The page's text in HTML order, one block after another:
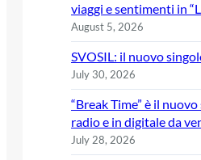
viaggi e sentimenti in
August 5, 2026
SVOSIL: il nuovo
July 30, 2026
“Break Time” è il
radio e in digitale da
July 28, 2026